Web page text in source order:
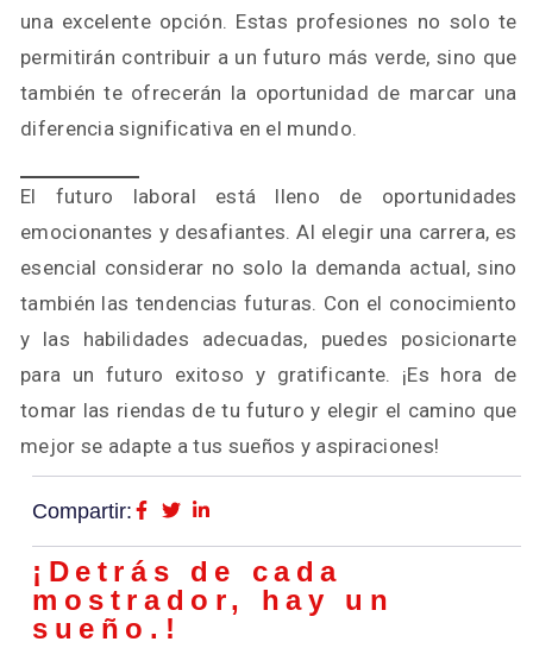
una excelente opción. Estas profesiones no solo te
permitirán contribuir a un futuro más verde, sino que
también te ofrecerán la oportunidad de marcar una
diferencia significativa en el mundo.
El futuro laboral está lleno de oportunidades
emocionantes y desafiantes. Al elegir una carrera, es
esencial considerar no solo la demanda actual, sino
también las tendencias futuras. Con el conocimiento
y las habilidades adecuadas, puedes posicionarte
para un futuro exitoso y gratificante. ¡Es hora de
tomar las riendas de tu futuro y elegir el camino que
mejor se adapte a tus sueños y aspiraciones!
Compartir:
¡Detrás de cada
mostrador, hay un
sueño.!